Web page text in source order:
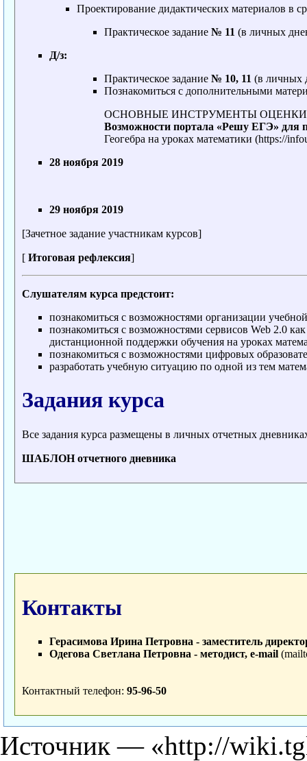
Проектирование дидактических материалов в
Практическое задание № 11 (в личных
Д/з:
Практическое задание № 10, 11 (в личных
Познакомиться с дополнительными
ОСНОВНЫЕ ИНСТРУМЕНТЫ ОЦЕНКИ
Возможности портала «Решу ЕГЭ» для
Геогебра на уроках математики
28 ноября 2019
29 ноября 2019
[Зачетное задание участникам курсов]
[ Итоговая рефлексия]
Слушателям курса предстоит:
познакомиться с возможностями организации
познакомиться с возможностями сервисов Web 2.0
дистанционной поддержки обучения на уроках
познакомиться с возможностями цифровых
разработать учебную ситуацию по одной из тем
Задания курса
Все задания курса размещены в личных отчетных
ШАБЛОН отчетного дневника
Контакты
Герасимова Ирина Петровна - заместитель
Одегова Светлана Петровна - методист, e-mail
Контактный телефон: 95-96-50
Источник — «http://